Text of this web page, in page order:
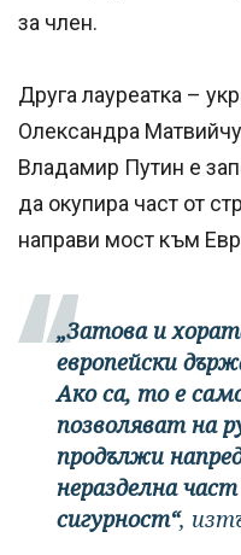
за член.
Друга лауреатка –
Олександра
Владамир Путин е
да окупира част от
направи мост към
„Затова и
европейски
Ако са, то е
позволяват на
продължи
неразделна
сигурност“,